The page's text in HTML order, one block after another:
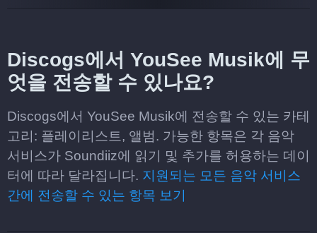
Discogs에서 YouSee Musik에 무
엇을 전송할 수 있나요?
Discogs에서 YouSee Musik에 전송할 수 있는 카테
고리: 플레이리스트, 앨범. 가능한 항목은 각 음악
서비스가 Soundiiz에 읽기 및 추가를 허용하는 데이
터에 따라 달라집니다. 지원되는 모든 음악 서비스
간에 전송할 수 있는 항목 보기